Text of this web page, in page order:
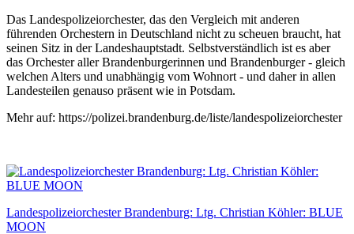
Das Landespolizeiorchester, das den Vergleich mit anderen
führenden Orchestern in Deutschland nicht zu scheuen braucht, hat
seinen Sitz in der Landeshauptstadt. Selbstverständlich ist es aber
das Orchester aller Brandenburgerinnen und Brandenburger - gleich
welchen Alters und unabhängig vom Wohnort - und daher in allen
Landesteilen genauso präsent wie in Potsdam.
Mehr auf: https://polizei.brandenburg.de/liste/landespolizeiorchester
Landespolizeiorchester Brandenburg: Ltg. Christian Köhler: BLUE
MOON